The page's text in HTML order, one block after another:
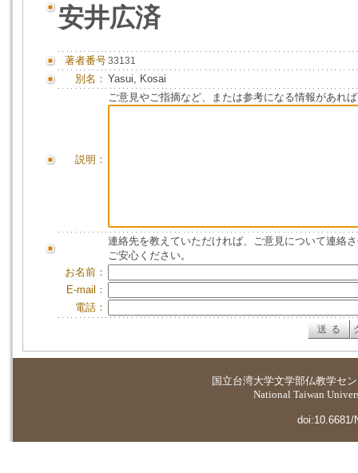
安井広済
著者番号33131
別名： Yasui, Kosai
説明：
ご意見やご指摘など、または参考になる情報があれ
連絡先を教えていただければ、ご意見について連絡
ご安心ください。
お名前：
E-mail：
電話：
国立台湾大学文学部仏教学セ
National Taiwan
doi:10.6681/